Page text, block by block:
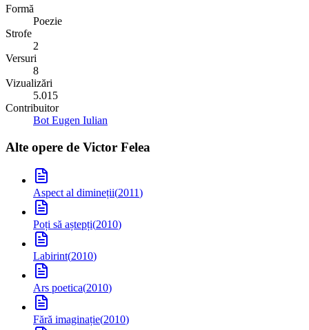
Formă
Poezie
Strofe
2
Versuri
8
Vizualizări
5.015
Contribuitor
Bot Eugen Iulian
Alte opere de Victor Felea
Aspect al dimineții(2011)
Poți să aștepți(2010)
Labirint(2010)
Ars poetica(2010)
Fără imaginație(2010)